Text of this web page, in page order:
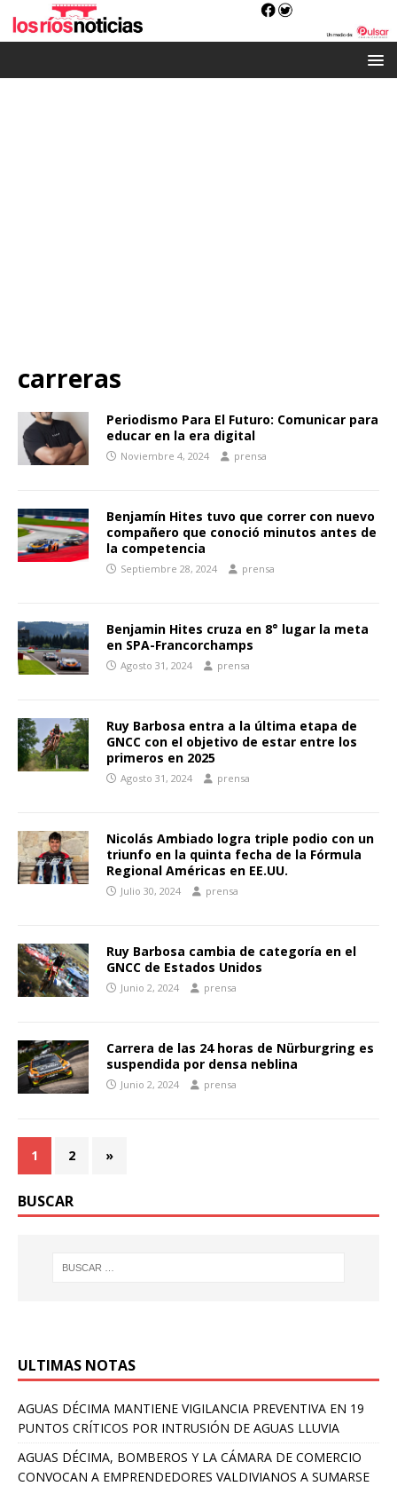
carreras
Periodismo Para El Futuro: Comunicar para
educar en la era digital
Noviembre 4, 2024 prensa
Benjamín Hites tuvo que correr con nuevo
compañero que conoció minutos antes de
la competencia
Septiembre 28, 2024 prensa
Benjamin Hites cruza en 8° lugar la meta
en SPA-Francorchamps
Agosto 31, 2024 prensa
Ruy Barbosa entra a la última etapa de
GNCC con el objetivo de estar entre los
primeros en 2025
Agosto 31, 2024 prensa
Nicolás Ambiado logra triple podio con un
triunfo en la quinta fecha de la Fórmula
Regional Américas en EE.UU.
Julio 30, 2024 prensa
Ruy Barbosa cambia de categoría en el
GNCC de Estados Unidos
Junio 2, 2024 prensa
Carrera de las 24 horas de Nürburgring es
suspendida por densa neblina
Junio 2, 2024 prensa
1 2 »
BUSCAR
ULTIMAS NOTAS
AGUAS DÉCIMA MANTIENE VIGILANCIA PREVENTIVA EN 19
PUNTOS CRÍTICOS POR INTRUSIÓN DE AGUAS LLUVIA
AGUAS DÉCIMA, BOMBEROS Y LA CÁMARA DE COMERCIO
CONVOCAN A EMPRENDEDORES VALDIVIANOS A SUMARSE